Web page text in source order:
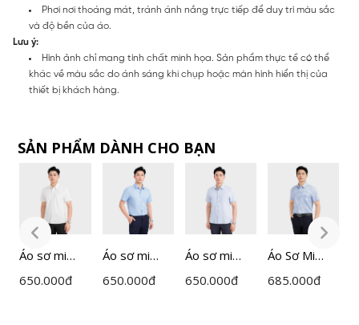
Phơi nơi thoáng mát, tránh ánh nắng trực tiếp để duy trì màu sắc
và độ bền của áo.
Lưu ý:
Hình ảnh chỉ mang tính chất minh họa. Sản phẩm thực tế có thể
khác về màu sắc do ánh sáng khi chụp hoặc màn hình hiển thị của
thiết bị khách hàng.
SẢN PHẨM DÀNH CHO BẠN
Áo sơ mi
ngắn tay
650.000đ
Áo sơ mi
ngắn tay
650.000đ
Áo sơ mi
ngắn tay
650.000đ
Áo Sơ Mi
Nam Kẻ
685.000đ